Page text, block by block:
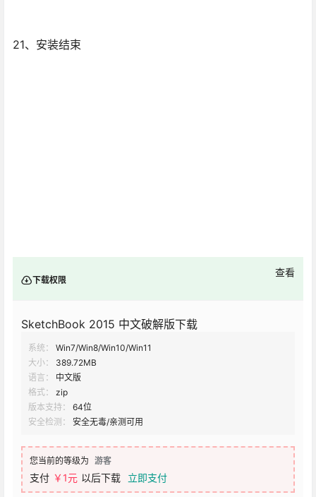
21、安装结束
下载权限
查看
SketchBook 2015 中文破解版下载
系统：
Win7/Win8/Win10/Win11
大小：
389.72MB
语言：
中文版
格式：
zip
版本支持：
64位
安全检测：
安全无毒/亲测可用
您当前的等级为 游客
支付 ￥1元 以后下载 立即支付